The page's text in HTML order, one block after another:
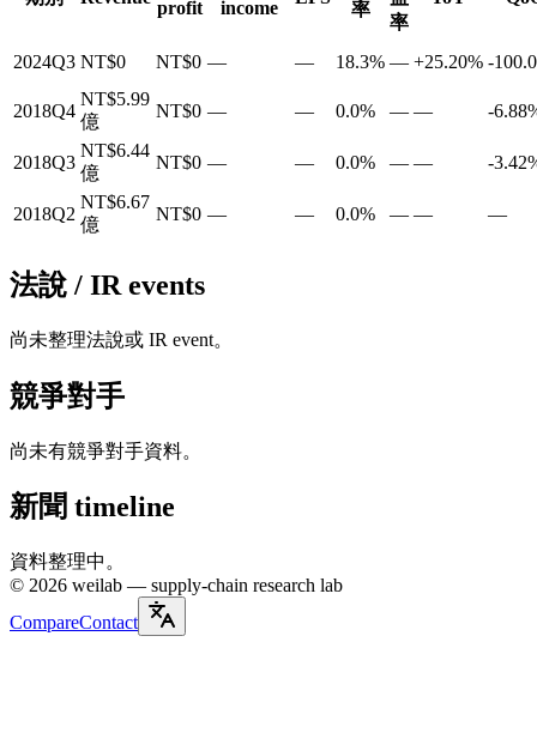
profit
income
率
率
2024Q3 NT$0 NT$0 — — 18.3% — +25.20% -
2018Q4
NT$5.99
億
NT$0 — — 0.0% — — -
2018Q3
NT$6.44
億
NT$0 — — 0.0% — — -
2018Q2
NT$6.67
億
NT$0 — — 0.0% — — —
法說 / IR events
尚未整理法說或 IR event。
競爭對手
尚未有競爭對手資料。
新聞 timeline
資料整理中。
© 2026 weilab — supply-chain research lab
CompareContact